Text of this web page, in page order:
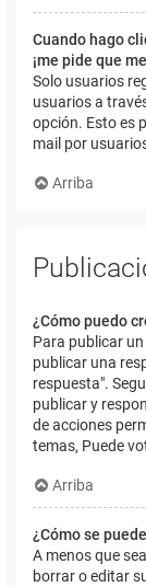
Cuando hago
¡me pide que
Solo usuarios
usuarios a
opción. Esto es
mail por
Arriba
¿Cómo puedo
Para publicar
publicar una
respuesta".
publicar y
de acciones
temas, Puede
Arriba
¿Cómo se
A menos que
borrar o editar